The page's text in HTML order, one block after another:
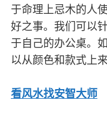
于命理上忌木的人
好之事。我们可以
于自己的办公桌。
以从颜色和款式上
看风水找安智大师